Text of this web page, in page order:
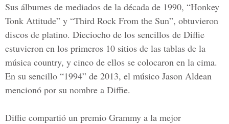
Sus álbumes de mediados de la década de 1990, “Honkey
Tonk Attitude” y “Third Rock From the Sun”, obtuvieron
discos de platino. Dieciocho de los sencillos de Diffie
estuvieron en los primeros 10 sitios de las tablas de la
música country, y cinco de ellos se colocaron en la cima.
En su sencillo “1994” de 2013, el músico Jason Aldean
mencionó por su nombre a Diffie.
Diffie compartió un premio Grammy a la mejor